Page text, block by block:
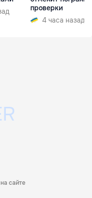
проверки
4 часа назад
сайте